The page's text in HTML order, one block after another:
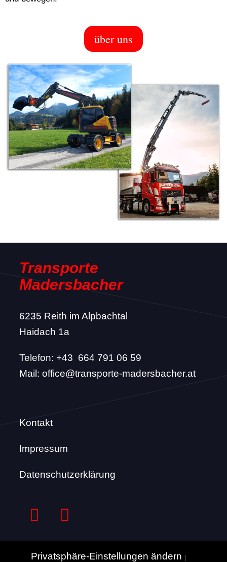
über uns
Transporte
Madersbacher
6235 Reith im Alpbachtal
Haidach 1a
Telefon: +43 664 791 06 59
Mail: office@transporte-madersbacher.at
Kontakt
Impressum
Datenschutzerklärung
Privatsphäre-Einstellungen ändern